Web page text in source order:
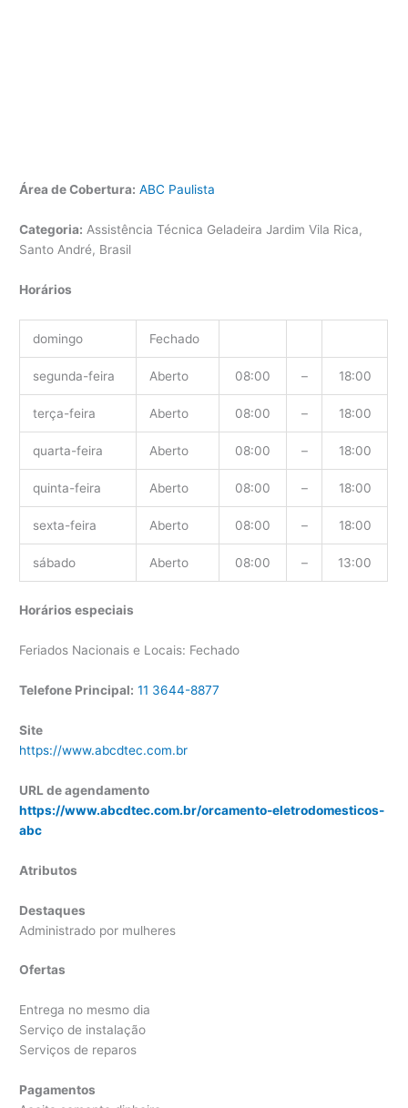
Área de Cobertura: ABC Paulista
Categoria: Assistência Técnica Geladeira Jardim Vila Rica,
Santo André, Brasil
Horários
domingo Fechado
segunda-feira Aberto 08:00 – 18:00
terça-feira Aberto 08:00 – 18:00
quarta-feira Aberto 08:00 – 18:00
quinta-feira Aberto 08:00 – 18:00
sexta-feira Aberto 08:00 – 18:00
sábado Aberto 08:00 – 13:00
Horários especiais
Feriados Nacionais e Locais: Fechado
Telefone Principal: 11 3644-8877
Site
https://www.abcdtec.com.br
URL de agendamento
https://www.abcdtec.com.br/orcamento-eletrodomesticos-
abc
Atributos
Destaques
Administrado por mulheres
Ofertas
Entrega no mesmo dia
Serviço de instalação
Serviços de reparos
Pagamentos